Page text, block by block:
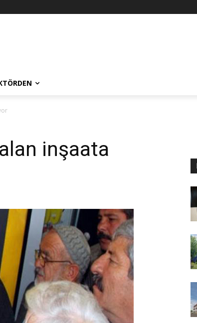
inşaata